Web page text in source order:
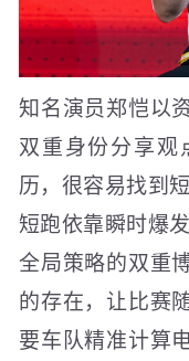
知名演员郑恺以
双重身份分享观
历，很容易找到
短跑依靠瞬时爆
全局策略的双重
的存在，让比赛
要车队精准计算